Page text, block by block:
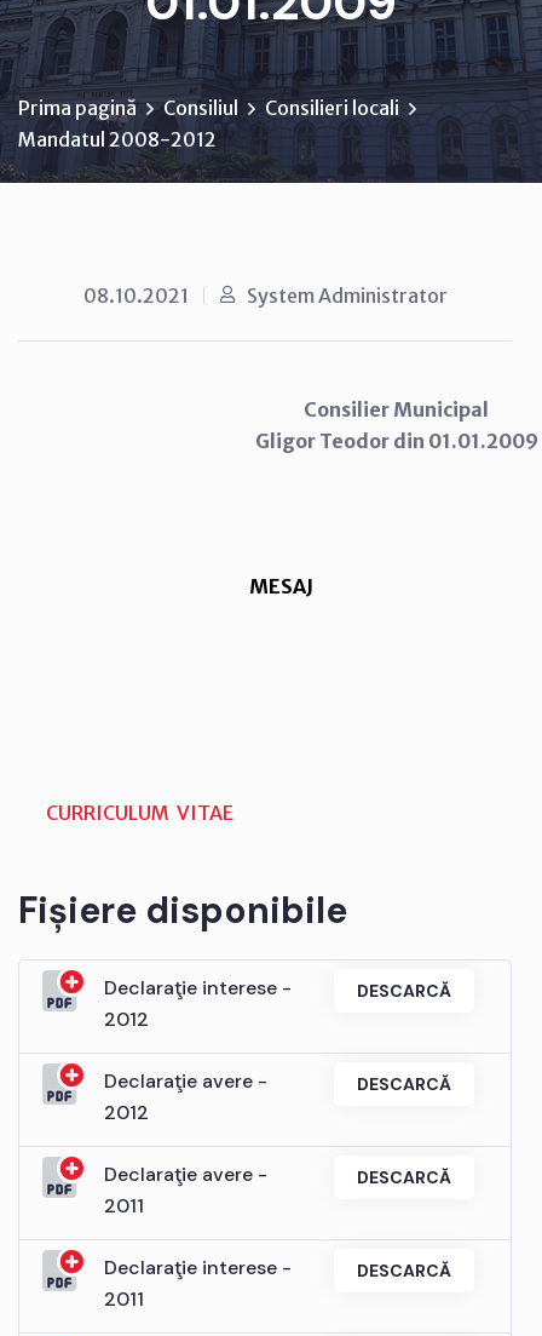
Prima pagină Consiliul
Consilieri locali
Mandatul 2008-2012
08.10.2021 System Administrator
Consilier Municipal
Gligor Teodor din 01.01.2009
MESAJ
CURRICULUM VITAE
Fișiere disponibile
Declaraţie interese -
2012
DESCARCĂ
Declaraţie avere -
2012
DESCARCĂ
Declaraţie avere -
2011
DESCARCĂ
Declaraţie interese -
2011
DESCARCĂ